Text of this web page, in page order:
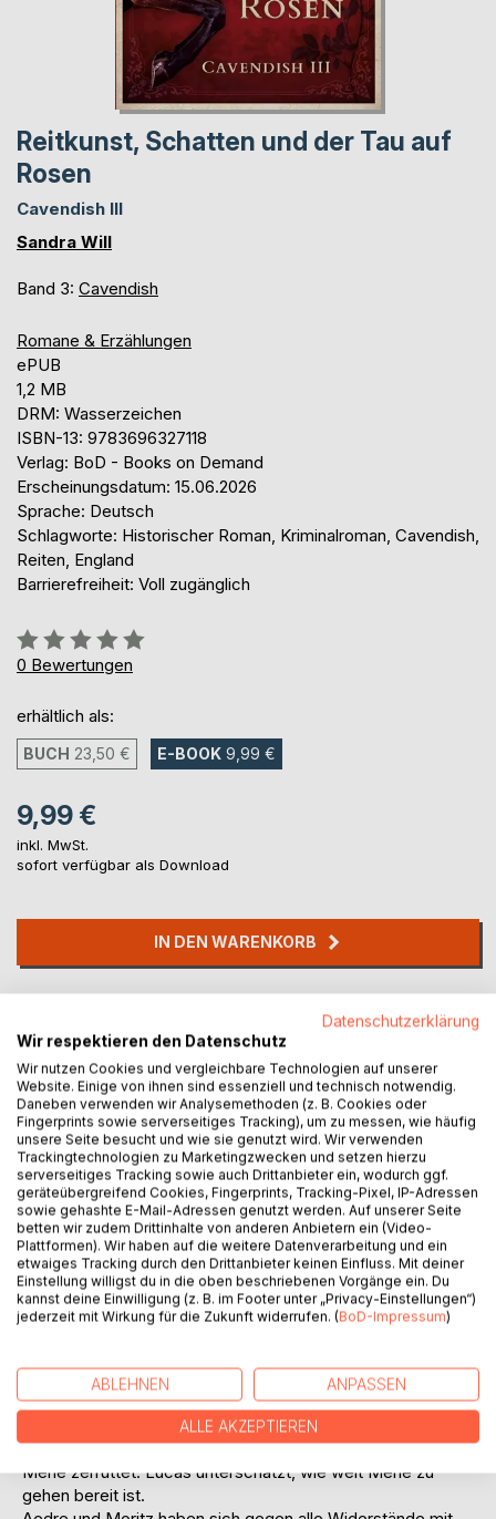
Reitkunst, Schatten und der Tau auf
Rosen
Cavendish III
Sandra Will
Band 3: Cavendish
Romane & Erzählungen
ePUB
1,2 MB
DRM: Wasserzeichen
ISBN-13: 9783696327118
Verlag: BoD - Books on Demand
Erscheinungsdatum: 15.06.2026
Sprache: Deutsch
Schlagworte: Historischer Roman, Kriminalroman, Cavendish,
Reiten, England
Barrierefreiheit: Voll zugänglich
Bewertung::
0%
0 Bewertungen
erhältlich als:
BUCH 23,50 € E-BOOK 9,99 €
9,99 €
inkl. MwSt.
sofort verfügbar als Download
IN DEN WARENKORB
Titel bewerten
BESCHREIBUNG
Dritter Teil der Cavendish Trilogie
1658. Schwere Entscheidungen, ein Mörder am Abgrund
und eine Liebe ohne Zukunft überschatten den Glanz
barocker Reitkunst.
erfüllt. Doch die Idylle trügt. Anonyme Pamphlete
diffamieren Cavendishs Reitlehre und bedrohen auch
Lucas' Existenz. Ein Wettstreit der Reitmeister soll zeigen,
wer die wahre Kunst beherrscht. Zudem ist die Ehe mit
Merle zerrüttet. Lucas unterschätzt, wie weit Merle zu
gehen bereit ist.
Datenschutzerklärung
Wir respektieren den Datenschutz
Wir nutzen Cookies und vergleichbare Technologien auf unserer
Website. Einige von ihnen sind essenziell und technisch notwendig.
Daneben verwenden wir Analysemethoden (z. B. Cookies oder
Fingerprints sowie serverseitiges Tracking), um zu messen, wie häufig
unsere Seite besucht und wie sie genutzt wird. Wir verwenden
Trackingtechnologien zu Marketingzwecken und setzen hierzu
serverseitiges Tracking sowie auch Drittanbieter ein, wodurch ggf.
geräteübergreifend Cookies, Fingerprints, Tracking-Pixel, IP-Adressen
sowie gehashte E-Mail-Adressen genutzt werden. Auf unserer Seite
betten wir zudem Drittinhalte von anderen Anbietern ein (Video-
Plattformen). Wir haben auf die weitere Datenverarbeitung und ein
etwaiges Tracking durch den Drittanbieter keinen Einfluss. Mit deiner
Einstellung willigst du in die oben beschriebenen Vorgänge ein. Du
kannst deine Einwilligung (z. B. im Footer unter „Privacy-Einstellungen“)
jederzeit mit Wirkung für die Zukunft widerrufen. (BoD-Impressum)
ABLEHNEN ANPASSEN
ALLE AKZEPTIEREN